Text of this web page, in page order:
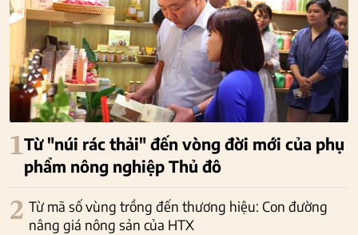
1Từ "núi rác thải" đến vòng đời mới của phụ
phẩm nông nghiệp Thủ đô
2 Từ mã số vùng trồng đến thương hiệu: Con đường
nâng giá nông sản của HTX